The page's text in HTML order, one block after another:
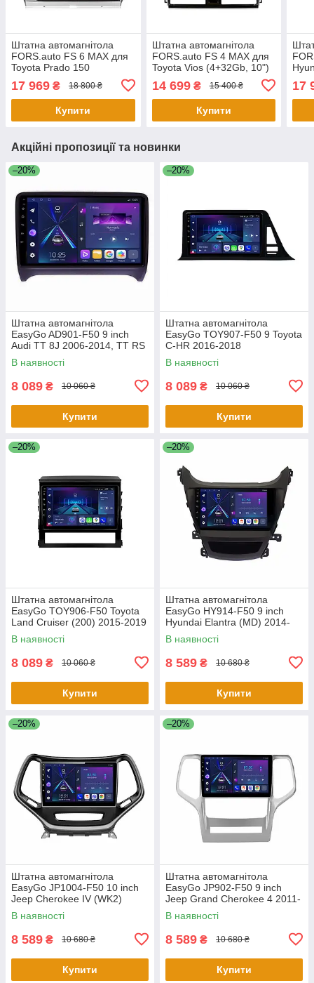
Штатна автомагнітола
FORS.auto FS 6 MAX для
Toyota Prado 150
17 969 ₴ 18 800 ₴
Купити
Штатна автомагнітола
FORS.auto FS 4 MAX для
Toyota Vios (4+32Gb, 10")
14 699₴ 15 400 ₴
Купити
17
Акційні пропозиції та новинки
–20%
Штатна автомагнітола
EasyGo AD901-F50 9 inch
Audi TT 8J 2006-2014, TT RS
8J 2009-2014, TTS 8J 2008-
2013
В наявності
8 089 ₴ 10 060 ₴
Купити
–20%
Штатна автомагнітола
EasyGo TOY907-F50 9 Toyota
C-HR 2016-2018
В наявності
8 089 ₴ 10 060 ₴
Купити
–20%
Штатна автомагнітола
EasyGo TOY906-F50 Toyota
Land Cruiser (200) 2015-2019
В наявності
8 089 ₴ 10 060 ₴
Купити
–20%
Штатна автомагнітола
EasyGo HY914-F50 9 inch
Hyundai Elantra (MD) 2014-
2016, Avante (MD) 2013-2015
В наявності
8 589 ₴ 10 680 ₴
Купити
–20%
Штатна автомагнітола
EasyGo JP1004-F50 10 inch
Jeep Cherokee IV (WK2)
2014-2017
В наявності
8 589 ₴ 10 680 ₴
Купити
–20%
Штатна автомагнітола
EasyGo JP902-F50 9 inch
Jeep Grand Cherokee 4 2011-
2013
В наявності
8 589 ₴ 10 680 ₴
Купити